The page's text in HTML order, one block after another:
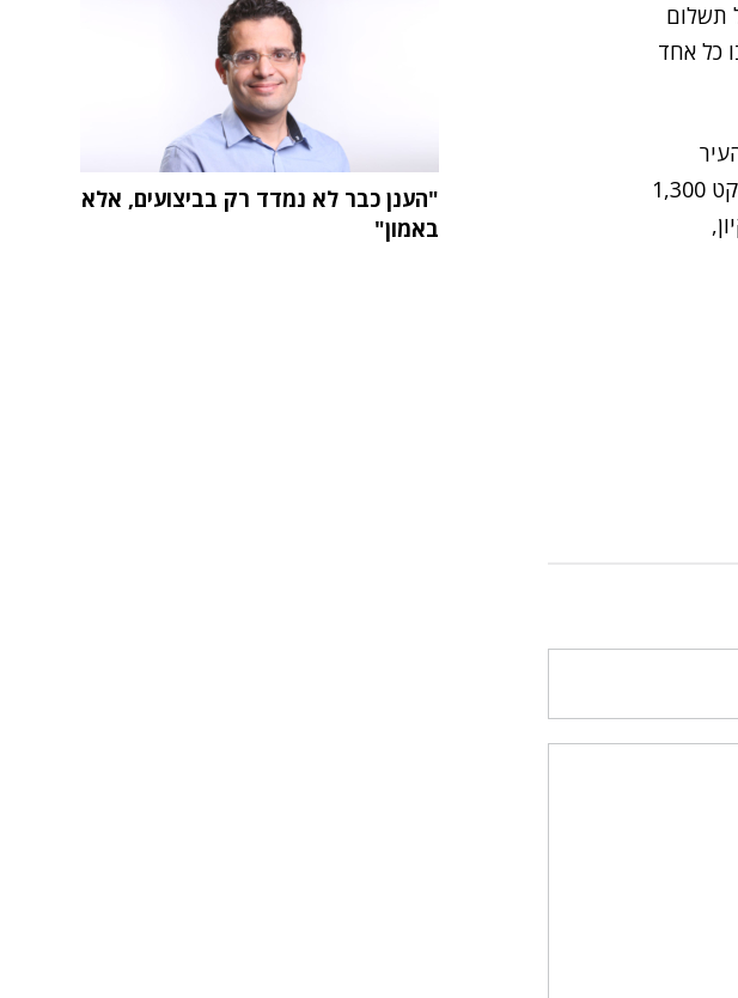
תשלום
כל אחד
הדיגיטלית, כגון הגלים המילמטריים, שכבר מיושם בחלקים שונים של מזרח העיר, הפעלת פרויקט 1,300
"הענן כבר לא נמדד רק בביצועים, אלא
באמון"